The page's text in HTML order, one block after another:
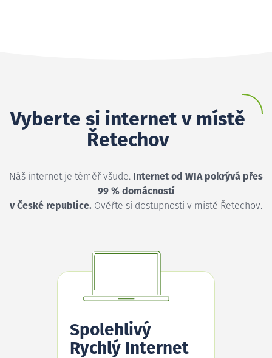
Vyberte si internet v místě
Řetechov
Náš internet je téměř všude. Internet od WIA pokrývá přes
99 % domácností
v České republice. Ověřte si dostupnosti v místě Řetechov.
Spolehlivý
Rychlý Internet